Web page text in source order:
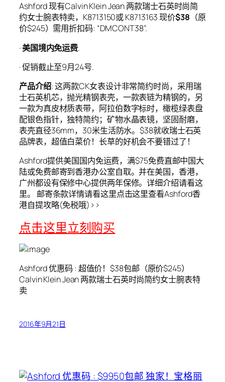
Ashford 现有Calvin Klein Jean 两款瑞士石英时尚简
约女士腕表特卖，K8713150或 K8713163 现价$38 （原
价$245）需用折扣码: “DMCONT38”.
·美国境内免运费.
· 促销截止至9月24号.
产品介绍: 这两款CK女表设计非常简约时尚，采用瑞
士石英机芯，抛光精钢表壳，一款表链为精钢的，另
一款为真皮材质表带，阿拉伯数字标时，橄榄绿表盘
配银色指针，独特简约；矿物水晶表镜，坚固耐磨，
表壳直径36mm，30米生活防水。$38就收瑞士石英
品牌表，超值白菜价！长草的好机会不要错过了！
Ashford提供美国国内免运费，满$75免费直邮中国大
陆或免费邮寄到香港办公室自取。并在美国，香港，
广州都设有保修中心提供两年保修。详细介绍请看这
里。 邮寄条款详情请看这里点击这里查看Ashford香
港自提攻略(免税哦)>>
点击这里立刻购买
Ashford 优惠码 : 超值价！$38包邮（原价$245）
Calvin Klein Jean 两款瑞士石英时尚简约女士腕表特
卖
2016年9月21日